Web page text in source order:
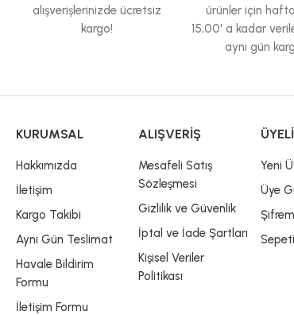
Bu ürüne benzer farklı alternatifler olmalı.
alışverişlerinizde ücretsiz
kargo!
ürünler için
15,00' a kadar
aynı gün
KURUMSAL
Hakkımızda
İletişim
Kargo Takibi
Aynı Gün Teslimat
Havale Bildirim
Formu
İletişim Formu
ALIŞVERİŞ
Mesafeli Satış
Sözleşmesi
Gizlilik ve Güvenlik
İptal ve İade Şartları
Kişisel Veriler
Politikası
Yeni
Üye